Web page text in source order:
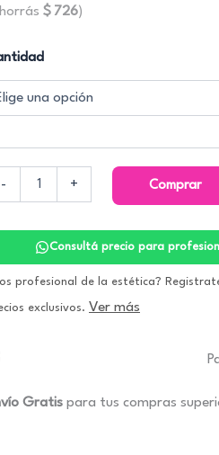
$ 726)
- + Comprar
Consultá precio para
profesional de la estética?
exclusivos. Ver más
Gratis para tus compras